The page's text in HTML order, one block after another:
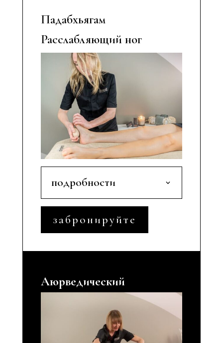
Падабхьягам
Расслабляющий ног
подробности
забронируйте
Аюрведический